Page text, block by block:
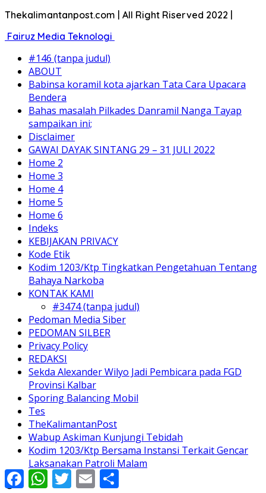
Thekalimantanpost.com | All Right Riserved 2022 |
Fairuz Media Teknologi
#146 (tanpa judul)
ABOUT
Babinsa koramil kota ajarkan Tata Cara Upacara
Bendera
Bahas masalah Pilkades Danramil Nanga Tayap
sampaikan ini;
Disclaimer
GAWAI DAYAK SINTANG 29 – 31 JULI 2022
Home 2
Home 3
Home 4
Home 5
Home 6
Indeks
KEBIJAKAN PRIVACY
Kode Etik
Kodim 1203/Ktp Tingkatkan Pengetahuan Tentang
Bahaya Narkoba
KONTAK KAMI
#3474 (tanpa judul)
Pedoman Media Siber
PEDOMAN SILBER
Privacy Policy
REDAKSI
Sekda Alexander Wilyo Jadi Pembicara pada FGD
Provinsi Kalbar
Sporing Balancing Mobil
Tes
TheKalimantanPost
Wabup Askiman Kunjungi Tebidah
Kodim 1203/Ktp Bersama Instansi Terkait Gencar
Laksanakan Patroli Malam
FacebookWhatsApp
TwitterEmail